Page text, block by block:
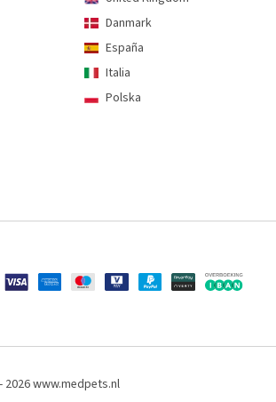
Danmark
España
Italia
Polska
2026 www.medpets.nl